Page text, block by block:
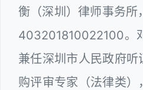
衡（深圳）律师事务所
403201810022100。
兼任深圳市人民政府
购评审专家（法律类